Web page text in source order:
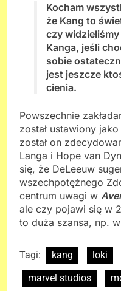
Kocham
że Kang to
czy
Kanga, jeśli
sobie
jest jeszcze
cienia.
Powszechnie
został ustawiony jako
został on
Langa i Hope van
się, że DeLeeuw
wszechpotężnego
centrum uwagi w
ale czy pojawi się w
to duża szansa, np.
Tagi: kang loki
marvel studios